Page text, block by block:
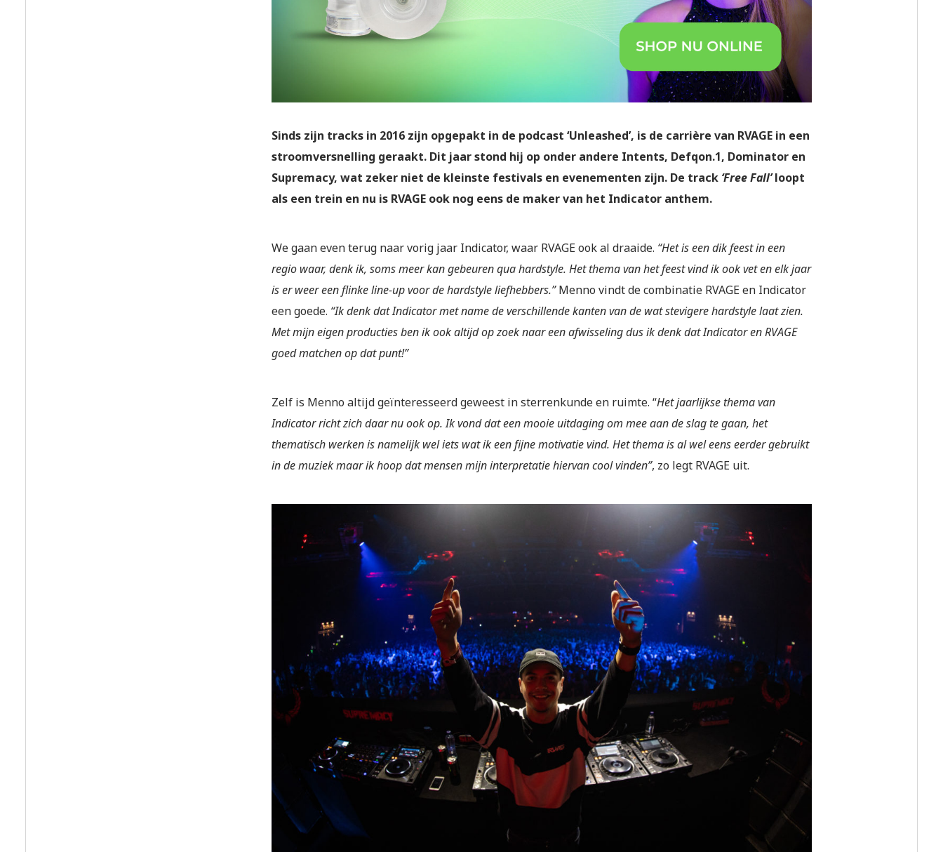
Sinds zijn tracks in 2016 zijn opgepakt in de podcast ‘Unleashed’, is de carrière van RVAGE in een
stroomversnelling geraakt. Dit jaar stond hij op onder andere Intents, Defqon.1, Dominator en
Supremacy, wat zeker niet de kleinste festivals en evenementen zijn. De track ‘Free Fall’loopt
als een trein en nu is RVAGE ook nog eens de maker van het Indicator anthem.
We gaan even terug naar vorig jaar Indicator, waar RVAGE ook al draaide. “Het is een dik feest in een
regio waar, denk ik, soms meer kan gebeuren qua hardstyle. Het thema van het feest vind ik ook vet en elk jaar
is er weer een flinke line-up voor de hardstyle liefhebbers.”Menno vindt de combinatie RVAGE en Indicator
een goede. “Ik denk dat Indicator met name de verschillende kanten van de wat stevigere hardstyle laat zien.
Met mijn eigen producties ben ik ook altijd op zoek naar een afwisseling dus ik denk dat Indicator en RVAGE
goed matchen op dat punt!”
Zelf is Menno altijd geïnteresseerd geweest in sterrenkunde en ruimte. “Het jaarlijkse thema van
Indicator richt zich daar nu ook op. Ik vond dat een mooie uitdaging om mee aan de slag te gaan, het
thematisch werken is namelijk wel iets wat ik een fijne motivatie vind. Het thema is al wel eens eerder gebruikt
in de muziek maar ik hoop dat mensen mijn interpretatie hiervan cool vinden”, zo legt RVAGE uit.